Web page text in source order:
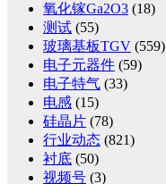
氧化镓Ga2O3 (18)
测试 (55)
玻璃基板TGV (559)
电子元器件 (59)
电子特气 (33)
电感 (15)
硅晶片 (78)
行业动态 (821)
衬底 (50)
视频号 (3)